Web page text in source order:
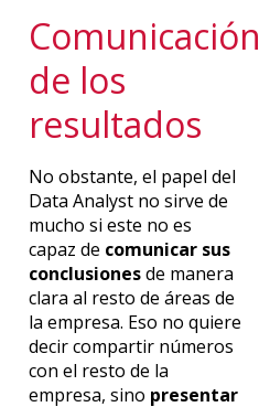
Comunicación
de los
resultados
No obstante, el papel del
Data Analyst no sirve de
mucho si este no es
capaz de comunicar sus
conclusionesde manera
clara al resto de áreas de
la empresa. Eso no quiere
decir compartir números
con el resto de la
empresa, sino presentar